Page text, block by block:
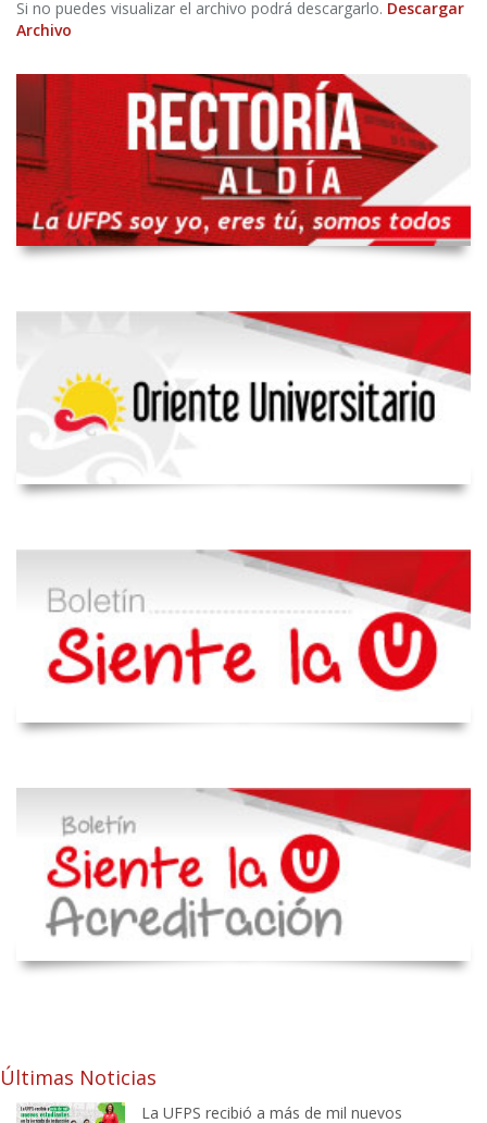
Si no puedes visualizar el archivo podrá descargarlo. Descargar
Archivo
Últimas Noticias
La UFPS recibió a más de mil nuevos